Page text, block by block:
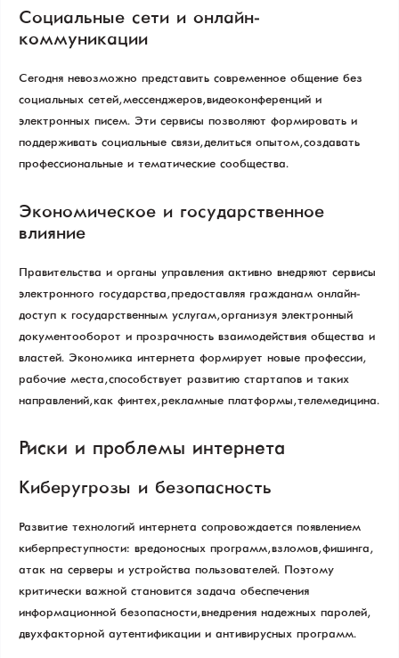
Социальные сети и онлайн-
коммуникации
Сегодня невозможно представить современное общение без
социальных сетей, мессенджеров, видеоконференций и
электронных писем. Эти сервисы позволяют формировать и
поддерживать социальные связи, делиться опытом, создавать
профессиональные и тематические сообщества.
Экономическое и государственное
влияние
Правительства и органы управления активно внедряют сервисы
электронного государства, предоставляя гражданам онлайн-
доступ к государственным услугам, организуя электронный
документооборот и прозрачность взаимодействия общества и
властей. Экономика интернета формирует новые профессии,
рабочие места, способствует развитию стартапов и таких
направлений, как финтех, рекламные платформы, телемедицина.
Риски и проблемы интернета
Киберугрозы и безопасность
Развитие технологий интернета сопровождается появлением
киберпреступности: вредоносных программ, взломов, фишинга,
атак на серверы и устройства пользователей. Поэтому
критически важной становится задача обеспечения
информационной безопасности, внедрения надежных паролей,
двухфакторной аутентификации и антивирусных программ.